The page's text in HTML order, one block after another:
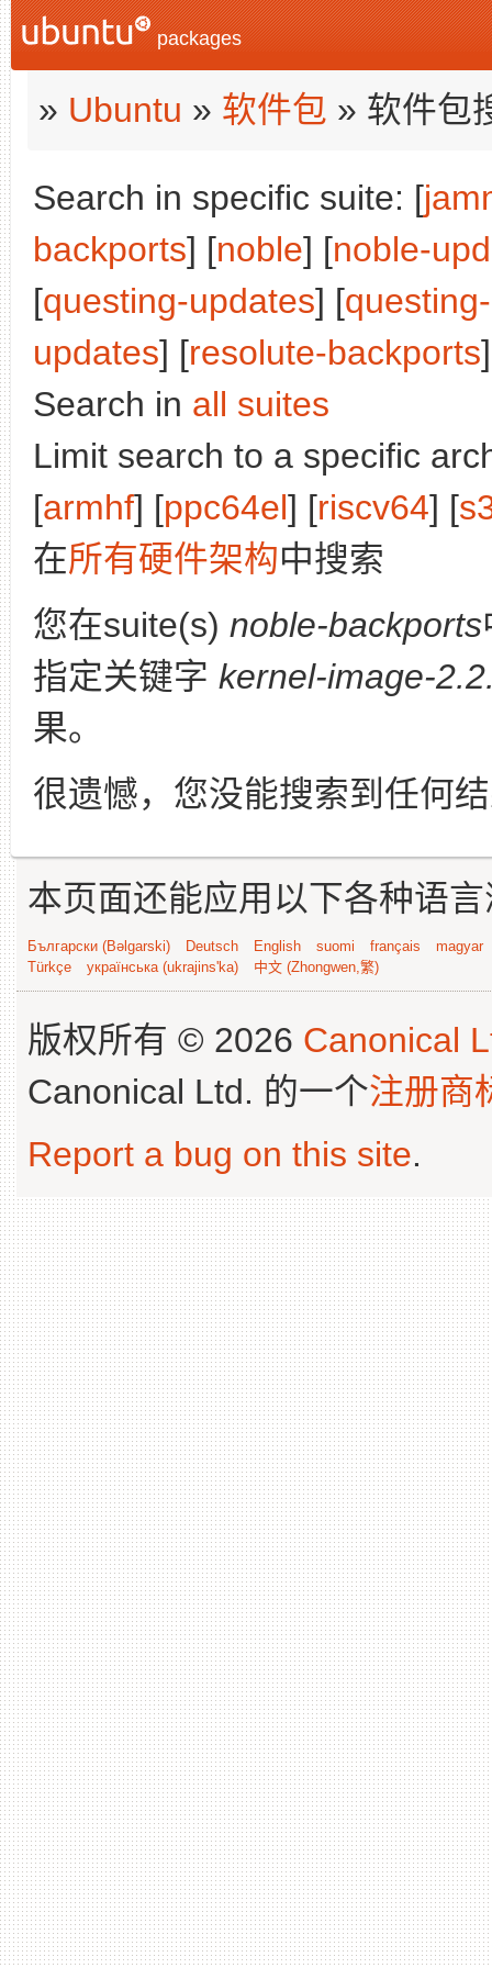
packages
» Ubuntu » 软件包 » 软件包
Search in specific suite: [
backports] [noble] [noble-
[questing-updates] [
updates] [resolute-backports
Search in all suites
Limit search to a specific
[armhf] [ppc64el] [riscv64] [
在所有硬件架构中搜索
您在suite(s) noble-backports
指定关键字 kernel-image-
果。
很遗憾，您没能搜索到任何
本页面还能应用以下各种语
Български (Bəlgarski) Deutsch English suomi français
magyar
Türkçe
українська (ukrajins'ka) 中文 (Zhongwen,繁)
版权所有 © 2026 Canonical
Canonical Ltd. 的一个注册商
Report a bug on this site.